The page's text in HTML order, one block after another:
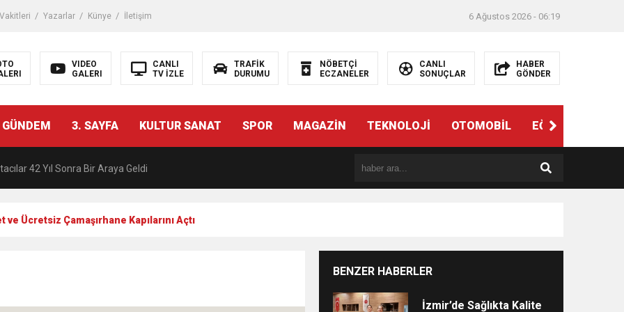
Yazarlar Künye İletişim 6 Ağustos 2026 - 06:19
VIDEO
GALERI
CANLI
TV İZLE
TRAFİK
DURUMU
NÖBETÇİ
ECZANELER
CANLI
SONUÇLAR
HABER
GÖNDER
3. SAYFA KULTUR SANAT SPOR MAGAZİN TEKNOLOJİ OTOMOBİL EĞİTİM
Tanıdığı İsim: Abdulrezak Kaldan Torbalı Yolunda
42 Yıl Sonra Bir Araya Geldi
Ücretsiz Çamaşırhane Kapılarını Açtı
BENZER HABERLER
İzmir’de Sağlıkta Kalite